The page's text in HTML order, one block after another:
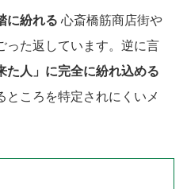
に紛れる 心斎橋筋商店街や
った返しています。逆に言
た人」に完全に紛れ込める
ところを特定されにくいメ